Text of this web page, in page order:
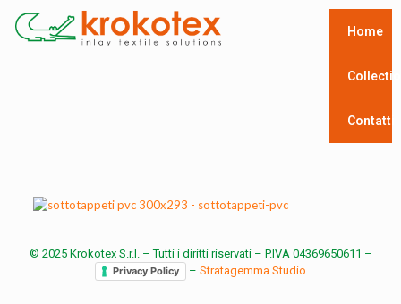
Home
Contatti
© 2025 Krokotex S.r.l. – Tutti i diritti riservati – P.IVA 04369650611 –
Privacy Policy – Stratagemma Studio